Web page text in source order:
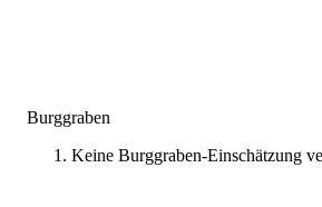
Burggraben
Keine Burggraben-Einschätzung